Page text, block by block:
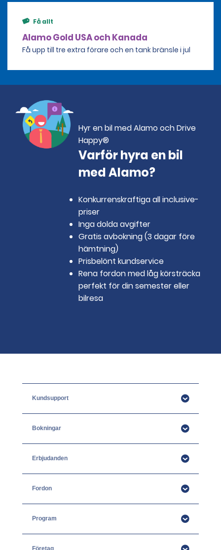
Få allt
Alamo Gold USA och Kanada
Få upp till tre extra förare och en tank bränsle i jul
Hyr en bil med Alamo och Drive
Happy®
Varför hyra en bil
med Alamo?
Konkurrenskraftiga all inclusive-
priser
Inga dolda avgifter
Gratis avbokning (3 dagar före
hämtning)
Prisbelönt kundservice
Rena fordon med låg körsträcka
perfekt för din semester eller
bilresa
Kundsupport
Bokningar
Erbjudanden
Fordon
Program